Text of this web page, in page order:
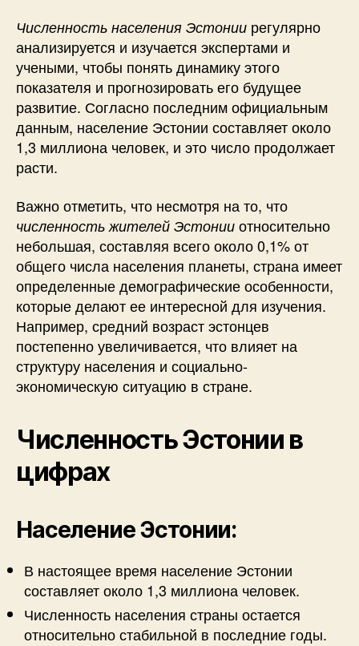
Численность населения Эстонии регулярно
анализируется и изучается экспертами и
учеными, чтобы понять динамику этого
показателя и прогнозировать его будущее
развитие. Согласно последним официальным
данным, население Эстонии составляет около
1,3 миллиона человек, и это число продолжает
расти.
Важно отметить, что несмотря на то, что
численность жителей Эстонии относительно
небольшая, составляя всего около 0,1% от
общего числа населения планеты, страна имеет
определенные демографические особенности,
которые делают ее интересной для изучения.
Например, средний возраст эстонцев
постепенно увеличивается, что влияет на
структуру населения и социально-
экономическую ситуацию в стране.
Численность Эстонии в
цифрах
Население Эстонии:
В настоящее время население Эстонии
составляет около 1,3 миллиона человек.
Численность населения страны остается
относительно стабильной в последние годы.